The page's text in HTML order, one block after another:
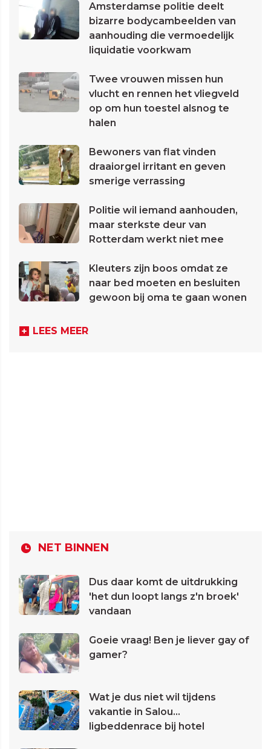
Amsterdamse politie deelt
bizarre bodycambeelden van
aanhouding die vermoedelijk
liquidatie voorkwam
Twee vrouwen missen hun
vlucht en rennen het vliegveld
op om hun toestel alsnog te
halen
Bewoners van flat vinden
draaiorgel irritant en geven
smerige verrassing
Politie wil iemand aanhouden,
maar sterkste deur van
Rotterdam werkt niet mee
Kleuters zijn boos omdat ze
naar bed moeten en besluiten
gewoon bij oma te gaan wonen
LEES MEER
NET BINNEN
Dus daar komt de uitdrukking
'het dun loopt langs z'n broek'
vandaan
Goeie vraag! Ben je liever gay of
gamer?
Wat je dus niet wil tijdens
vakantie in Salou...
ligbeddenrace bij hotel